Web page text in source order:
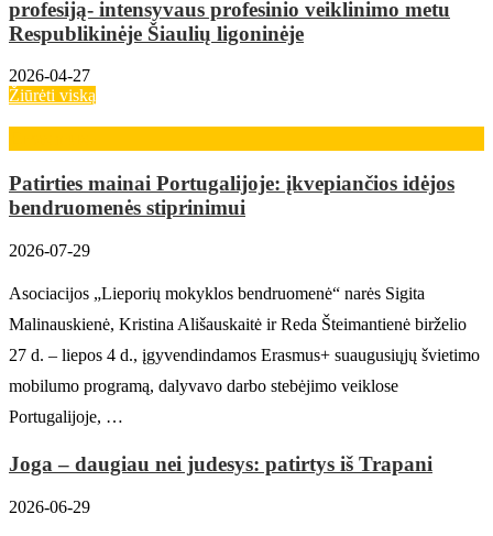
profesiją- intensyvaus profesinio veiklinimo metu
Respublikinėje Šiaulių ligoninėje
2026-04-27
Žiūrėti viską
Patirties mainai Portugalijoje: įkvepiančios idėjos
bendruomenės stiprinimui
2026-07-29
Asociacijos „Lieporių mokyklos bendruomenė“ narės Sigita
Malinauskienė, Kristina Ališauskaitė ir Reda Šteimantienė birželio
27 d. – liepos 4 d., įgyvendindamos Erasmus+ suaugusiųjų švietimo
mobilumo programą, dalyvavo darbo stebėjimo veiklose
Portugalijoje, …
Joga – daugiau nei judesys: patirtys iš Trapani
2026-06-29